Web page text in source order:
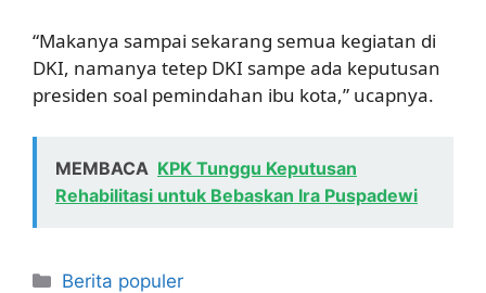
“Makanya sampai sekarang semua kegiatan di
DKI, namanya tetep DKI sampe ada keputusan
presiden soal pemindahan ibu kota,” ucapnya.
MEMBACA KPK Tunggu Keputusan
Rehabilitasi untuk Bebaskan Ira Puspadewi
Kategori
Berita populer